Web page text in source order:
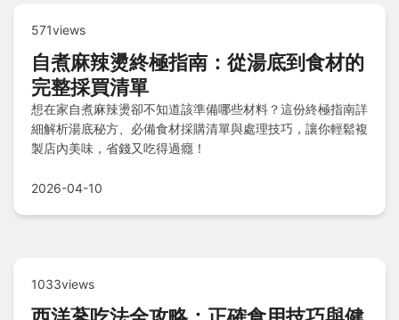
571views
自煮麻辣燙終極指南：從湯底到食材的
完整採買清單
想在家自煮麻辣燙卻不知道該準備哪些材料？這份終極指南詳
細解析湯底秘方、必備食材採購清單與處理技巧，讓你輕鬆複
製店內美味，省錢又吃得過癮！
2026-04-10
1033views